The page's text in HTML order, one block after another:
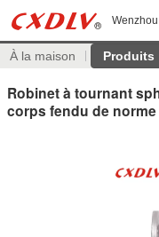
À la maison Produits
Robinet à tournant
corps fendu de norme